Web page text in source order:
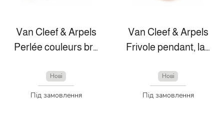
Van Cleef & Arpels
Perlée couleurs bracelet, small model
Нові
Під замовлення
Van Cleef & Arpels
Frivole pendant, large model
Нові
Під замовлення